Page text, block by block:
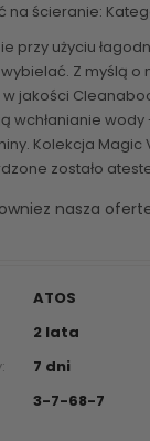
na ścieranie:
przy użyciu
Z myślą
jakości
wchłanianie wody
Kolekcja
zostało
nasza
ATOS
2 lata
7 dni
3-7-68-7